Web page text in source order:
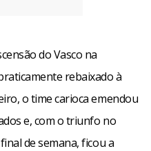
do Vasco na
rebaixado à
o time carioca emendou
e, com o triunfo no
de semana, ficou a